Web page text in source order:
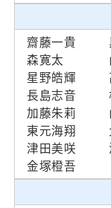
齋藤一貴
森寛太
星野皓輝
長島志音
加藤朱莉
東元海翔
津田美咲
金塚橙吾